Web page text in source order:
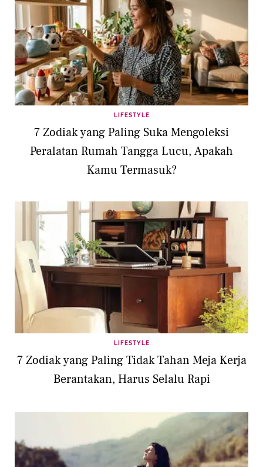
LIFESTYLE
7 Zodiak yang Paling Suka Mengoleksi
Peralatan Rumah Tangga Lucu, Apakah
Kamu Termasuk?
LIFESTYLE
7 Zodiak yang Paling Tidak Tahan Meja Kerja
Berantakan, Harus Selalu Rapi